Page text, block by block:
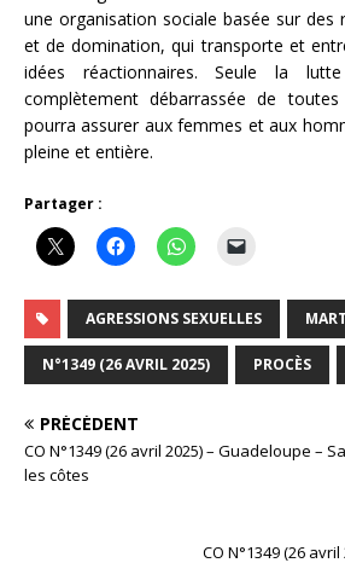
une organisation sociale basée sur des
et de domination, qui transporte et
idées réactionnaires. Seule la
complètement débarrassée de toutes
pourra assurer aux femmes et aux
pleine et entière.
Partager :
AGRESSIONS SEXUELLES
N°1349 (26 AVRIL 2025) PROCÈS
PRÉCÉDENT
CO N°1349 (26 avril 2025) – Guadeloupe –
les côtes
CO N°1349 (26